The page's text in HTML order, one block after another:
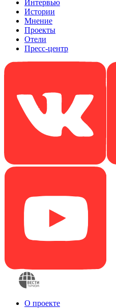
Интервью
Истории
Мнение
Проекты
Отели
Пресс-центр
О проекте